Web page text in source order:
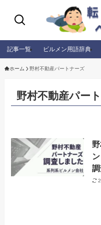
記事一覧 ビルメン用語辞典
ホーム 野村不動産パートナーズ
野村不動産パー